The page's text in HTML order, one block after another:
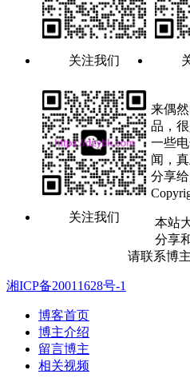
关注我们
关注我们
来偶
品，
一些
闻，
分享给
本站
分享
请联系博
湘ICP备20011628号-1
博客首页
博主介绍
留言博主
相关视频